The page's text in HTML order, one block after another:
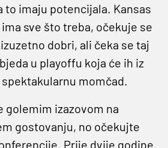
to imaju potencijala. Kansas
sve što treba, očekuje se
dobri, ali čeka se taj
u playoffu koja će ih iz
momčad.
golemim izazovom na
gostovanju, no očekujte
Prije dvije godine